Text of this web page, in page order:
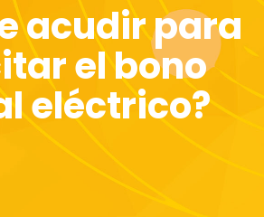
acudir para
el bono
eléctrico?